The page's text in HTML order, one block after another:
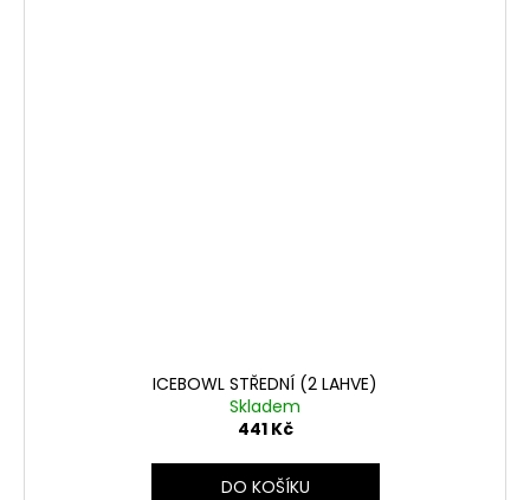
ICEBOWL STŘEDNÍ (2 LAHVE)
Skladem
441 Kč
DO KOŠÍKU